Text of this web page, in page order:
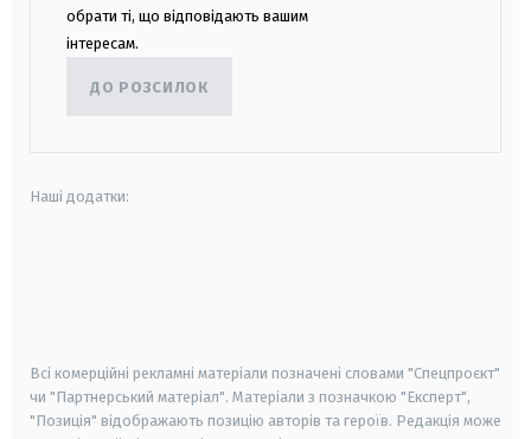
обрати ті, що відповідають вашим
інтересам.
ДО РОЗСИЛОК
Наші додатки:
Всі комерційні рекламні матеріали позначені словами "Спецпроєкт"
чи "Партнерський матеріал". Матеріали з позначкою "Експерт",
"Позиція" відображають позицію авторів та героїв. Редакція може